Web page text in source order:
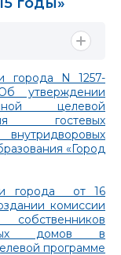
годы»
города N 1257-
утверждении
целевой
гостевых
«Город
города от 16
комиссии
домов в
программе